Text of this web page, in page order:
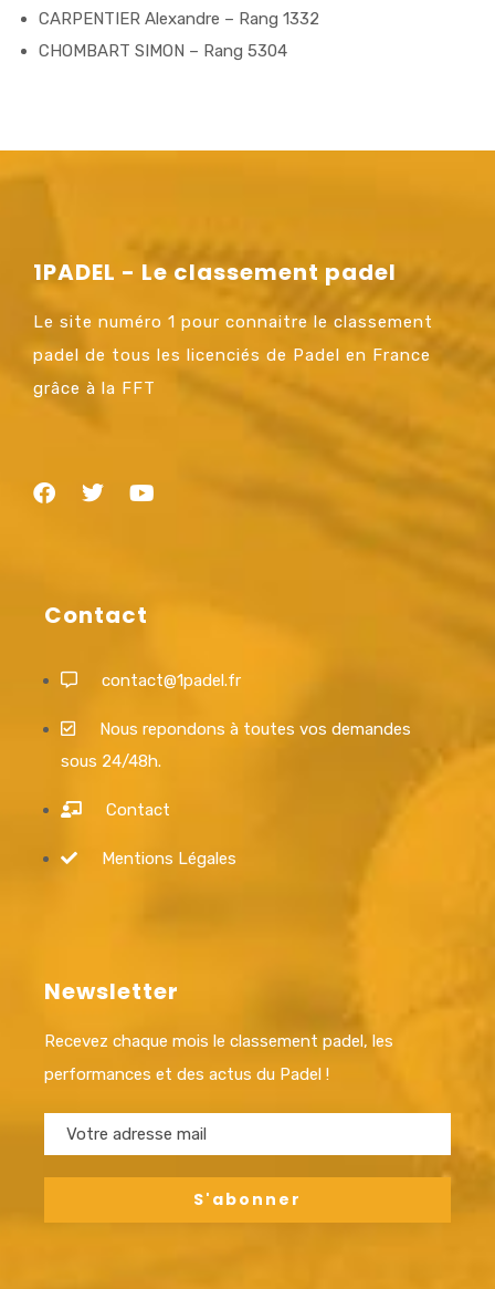
CARPENTIER Alexandre – Rang 1332
CHOMBART SIMON – Rang 5304
1PADEL - Le classement padel
Le site numéro 1 pour connaitre le classement
padel de tous les licenciés de Padel en France
grâce à la FFT
Contact
contact@1padel.fr
Nous repondons à toutes vos demandes
sous 24/48h.
Contact
Mentions Légales
Newsletter
Recevez chaque mois le classement padel, les
performances et des actus du Padel !